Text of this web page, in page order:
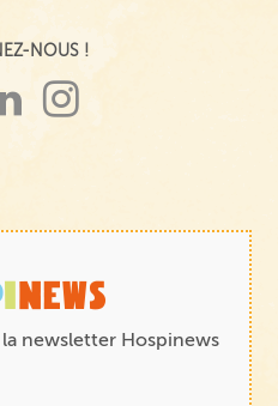
NOUS !
newsletter Hospinews